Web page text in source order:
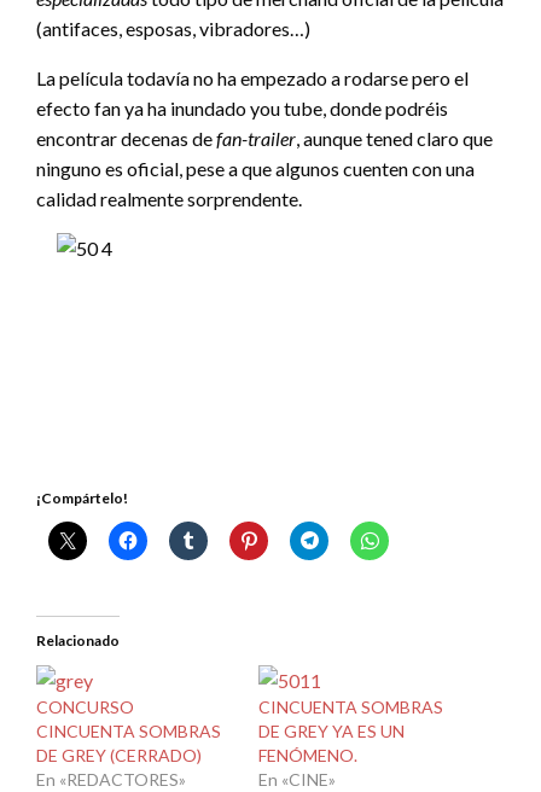
(antifaces, esposas, vibradores…)
La película todavía no ha empezado a rodarse pero el
efecto fan ya ha inundado you tube, donde podréis
encontrar decenas defan-trailer, aunque tened claro que
ninguno es oficial, pese a que algunos cuenten con una
calidad realmente sorprendente.
¡Compártelo!
Relacionado
CONCURSO
CINCUENTA SOMBRAS
DE GREY (CERRADO)
En «REDACTORES»
CINCUENTA SOMBRAS
DE GREY YA ES UN
FENÓMENO.
En «CINE»